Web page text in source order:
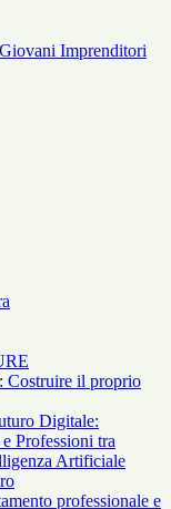
Imprenditori
Costruire il proprio
Digitale:
Professioni tra
Artificiale
professionale e